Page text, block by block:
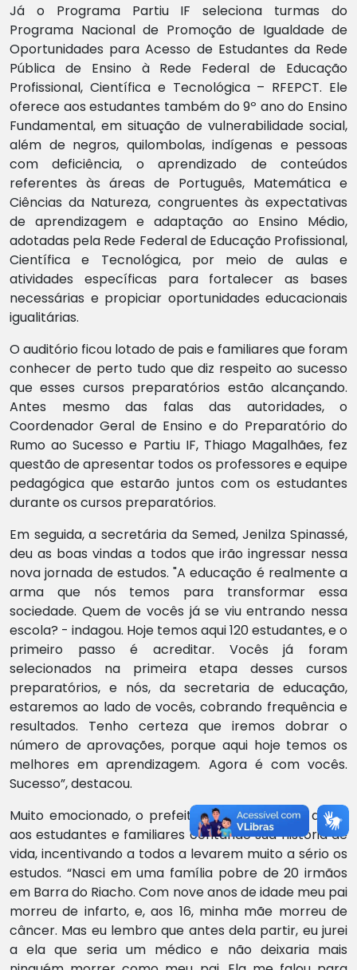
Já o Programa Partiu IF seleciona turmas do
Programa Nacional de Promoção de Igualdade de
Oportunidades para Acesso de Estudantes da Rede
Pública de Ensino à Rede Federal de Educação
Profissional, Científica e Tecnológica – RFEPCT. Ele
oferece aos estudantes também do 9º ano do Ensino
Fundamental, em situação de vulnerabilidade social,
além de negros, quilombolas, indígenas e pessoas
com deficiência, o aprendizado de conteúdos
referentes às áreas de Português, Matemática e
Ciências da Natureza, congruentes às expectativas
de aprendizagem e adaptação ao Ensino Médio,
adotadas pela Rede Federal de Educação Profissional,
Científica e Tecnológica, por meio de aulas e
atividades específicas para fortalecer as bases
necessárias e propiciar oportunidades educacionais
igualitárias.
O auditório ficou lotado de pais e familiares que foram
conhecer de perto tudo que diz respeito ao sucesso
que esses cursos preparatórios estão alcançando.
Antes mesmo das falas das autoridades, o
Coordenador Geral de Ensino e do Preparatório do
Rumo ao Sucesso e Partiu IF, Thiago Magalhães, fez
questão de apresentar todos os professores e equipe
pedagógica que estarão juntos com os estudantes
durante os cursos preparatórios.
Em seguida, a secretária da Semed, Jenilza Spinassé,
deu as boas vindas a todos que irão ingressar nessa
nova jornada de estudos. "A educação é realmente a
arma que nós temos para transformar essa
sociedade. Quem de vocês já se viu entrando nessa
escola? - indagou. Hoje temos aqui 120 estudantes, e o
primeiro passo é acreditar. Vocês já foram
selecionados na primeira etapa desses cursos
preparatórios, e nós, da secretaria de educação,
estaremos ao lado de vocês, cobrando frequência e
resultados. Tenho certeza que iremos dobrar o
número de aprovações, porque aqui hoje temos os
melhores em aprendizagem. Agora é com vocês.
Sucesso”, destacou.
Muito emocionado, o prefeito Dr. Coutinho, se dirigiu
aos estudantes e familiares contando sua história de
vida, incentivando a todos a levarem muito a sério os
estudos. “Nasci em uma família pobre de 20 irmãos
em Barra do Riacho. Com nove anos de idade meu pai
morreu de infarto, e, aos 16, minha mãe morreu de
câncer. Mas eu lembro que antes dela partir, eu jurei
a ela que seria um médico e não deixaria mais